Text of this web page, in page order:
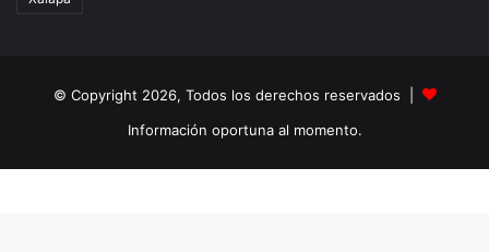
© Copyright 2026, Todos los derechos reservados |
Información oportuna al momento.